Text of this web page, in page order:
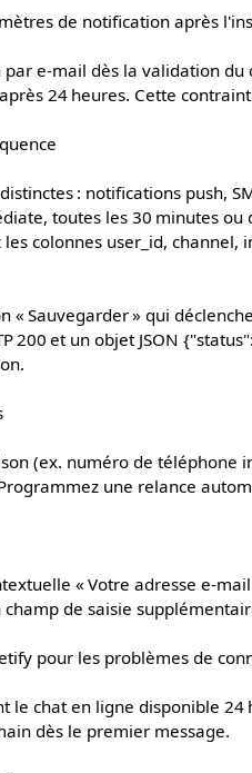
de notification après
e‑mail dès la validation
24 heures. Cette
: notifications push,
toutes les 30 minutes
colonnes user_id, channel,
« Sauvegarder » qui
200 et un objet JSON
(ex. numéro de
une relance
« Votre adresse
de saisie
pour les problèmes de
le chat en ligne disponible
dès le premier message.